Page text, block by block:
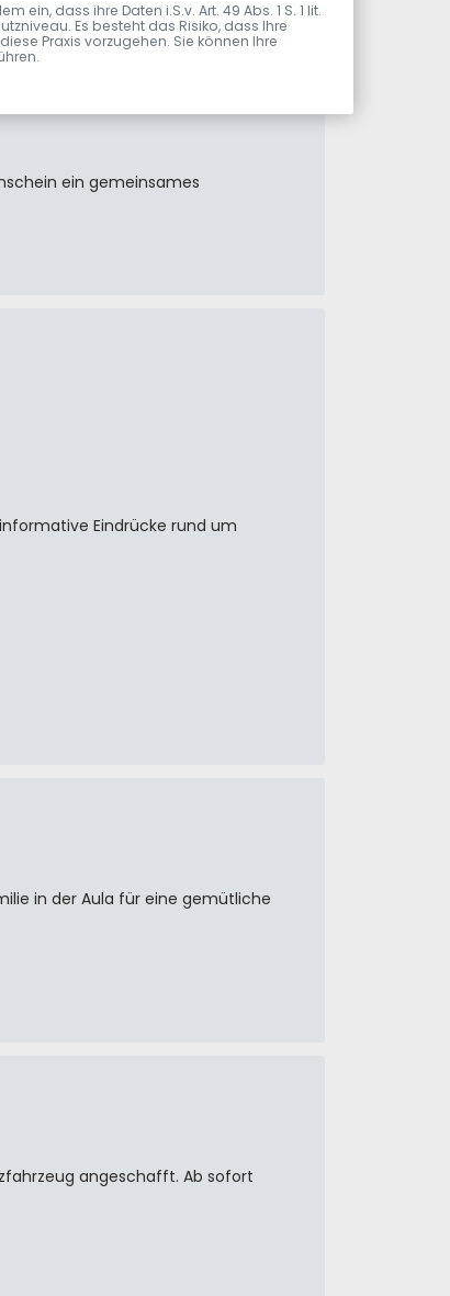
ein gemeinsames
Eindrücke rund um
in der Aula für eine gemütliche
angeschafft. Ab sofort
dass ihre Daten i.S.v. Art. 49 Abs. 1 S. 1 lit.
Es besteht das Risiko, dass Ihre
Praxis vorzugehen. Sie können Ihre